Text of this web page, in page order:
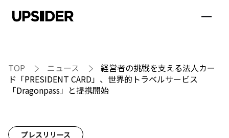
TOP ニュース
経営者の挑戦を支える法人カー
ド「PRESIDENT CARD」、世界的トラベルサービス
「Dragonpass」と提携開始
プレスリリース